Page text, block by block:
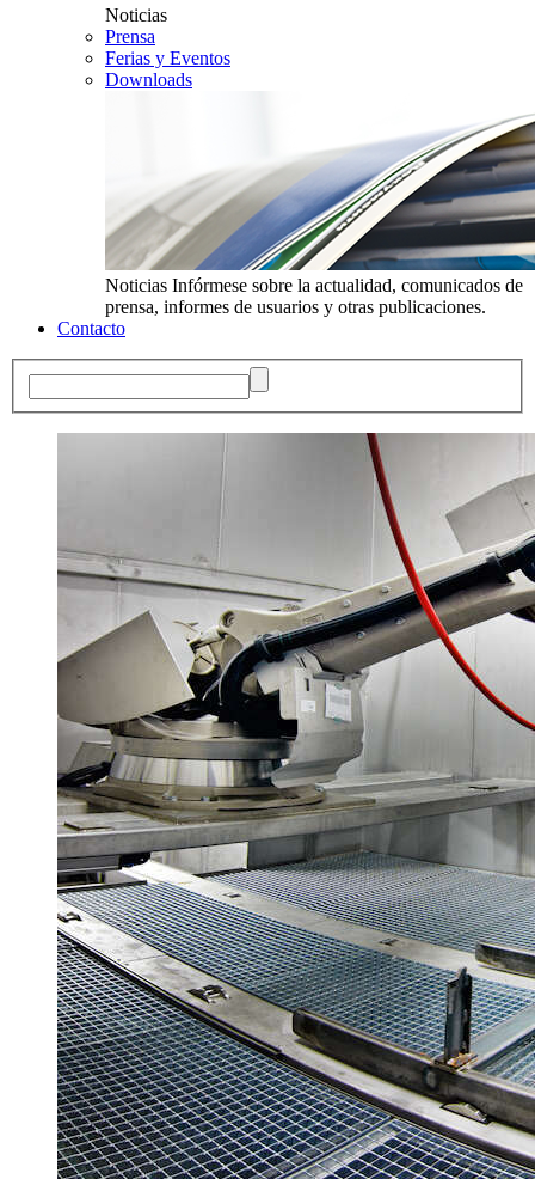
Noticias
Prensa
Ferias y Eventos
Downloads
Noticias Infórmese sobre la actualidad, comunicados de
prensa, informes de usuarios y otras publicaciones.
Contacto